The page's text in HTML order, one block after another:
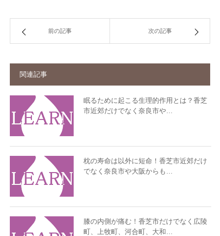
前の記事 次の記事
関連記事
眠るために起こる生理的作用とは？香芝
市近郊だけでなく奈良市や…
枕の寿命は以外に短命！香芝市近郊だけ
でなく奈良市や大阪からも…
膝の内側が痛む！香芝市だけでなく広陵
町、上牧町、河合町、大和…